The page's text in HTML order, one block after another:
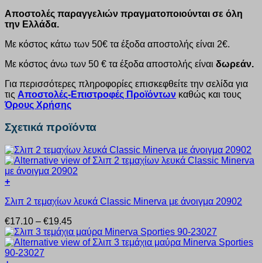
Αποστολές παραγγελιών πραγματοποιούνται σε όλη
την Ελλάδα.
Με κόστος κάτω των 50€ τα έξοδα αποστολής είναι 2€.
Με κόστος άνω των 50 € τα έξοδα αποστολής είναι δωρεάν.
Για περισσότερες πληροφορίες επισκεφθείτε την σελίδα για
τις Αποστολές-Επιστροφές Προϊόντων καθώς και τους
Όρους Χρήσης
Σχετικά προϊόντα
+
το
έχει
πολλαπλές
παραλλαγές.
Οι
Σλιπ 2 τεμαχίων λευκά Classic Minerva με άνοιγμα 20902
€17.10 – €19.45Price
range:
€17.10